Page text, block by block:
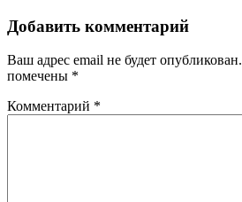
Добавить комментарий
Ваш адрес email не будет опубликован.
помечены *
Комментарий *